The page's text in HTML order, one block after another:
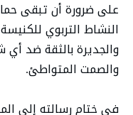
على ضرورة أن تبقى
النشاط التربوي
والجديرة بالثقة ضد
والصمت المتواطئ.
في ختام رسالته إلى